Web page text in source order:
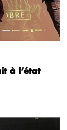
à l’état